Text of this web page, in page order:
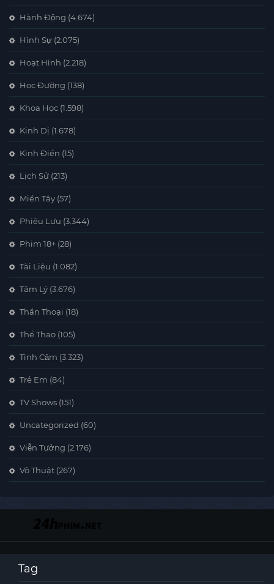
Hành Động (4.674)
Hình Sự (2.075)
Hoạt Hình (2.218)
Học Đường (138)
Khoa Học (1.598)
Kinh Dị (1.678)
Kinh Điển (15)
Lịch Sử (213)
Miền Tây (57)
Phiêu Lưu (3.344)
Phim 18+ (28)
Tài Liệu (1.082)
Tâm Lý (3.676)
Thần Thoại (18)
Thể Thao (105)
Tình Cảm (3.323)
Trẻ Em (84)
TV Shows (151)
Uncategorized (60)
Viễn Tưởng (2.176)
Võ Thuật (267)
Tag